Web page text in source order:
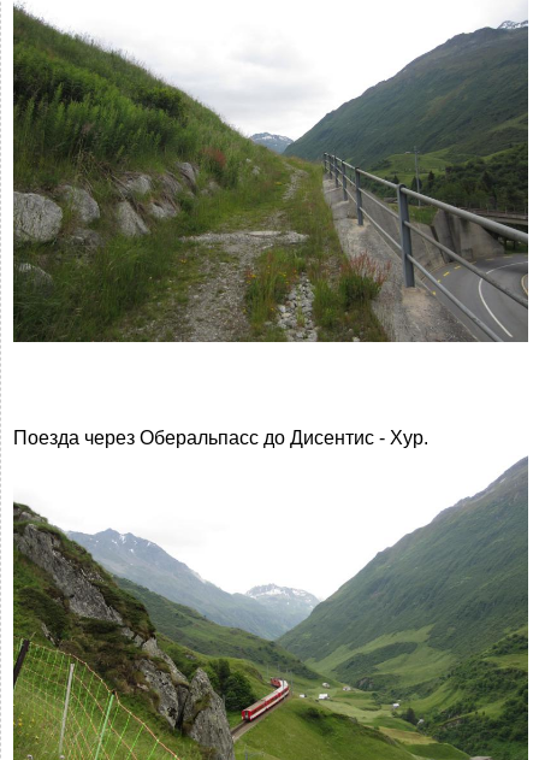
Поезда через Оберальпасс до Дисентис - Хур.